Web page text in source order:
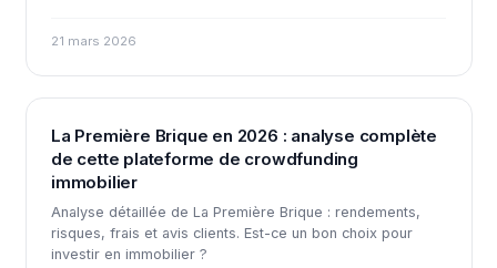
21 mars 2026
La Première Brique en 2026 : analyse complète
de cette plateforme de crowdfunding
immobilier
Analyse détaillée de La Première Brique : rendements,
risques, frais et avis clients. Est-ce un bon choix pour
investir en immobilier ?